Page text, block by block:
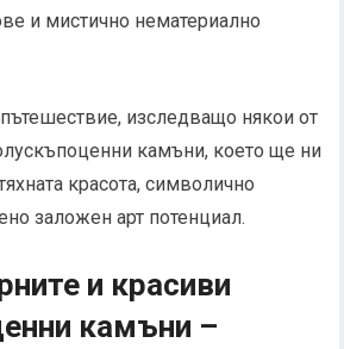
и мистично нематериално
изследващо някои от
камъни, което ще ни
красота, символично
заложен арт потенциал.
и красиви
камъни –